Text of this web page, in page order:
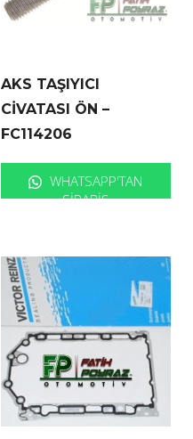
AKS TAŞIYICI
CİVATASI ÖN –
FC114206
WHATSAPP'TAN
SIPARIŞ